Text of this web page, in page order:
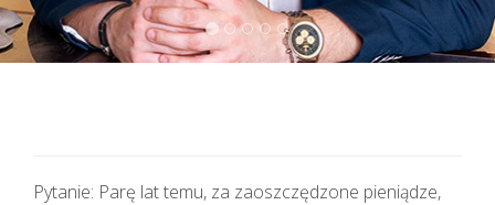
Pytanie: Parę lat temu, za zaoszczędzone pieniądze,